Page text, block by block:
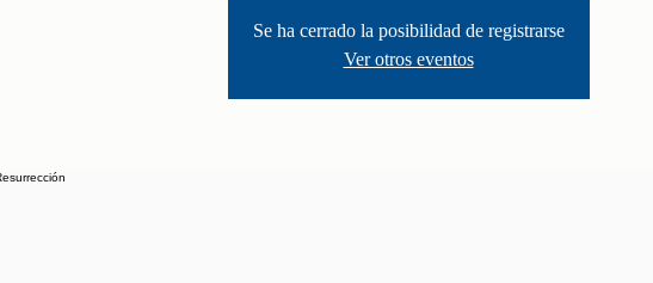
Se ha cerrado la posibilidad de registrarse
Ver otros eventos